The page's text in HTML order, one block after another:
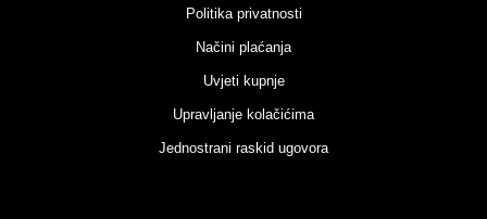
Politika privatnosti
Načini plaćanja
Uvjeti kupnje
Upravljanje kolačićima
Jednostrani raskid ugovora